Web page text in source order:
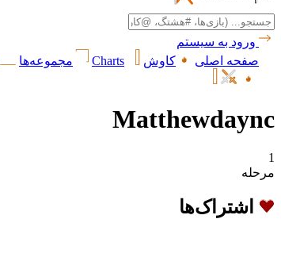
ورود به سیستم
صفحه اصلی
کاوش Charts مجموعه‌ها
Matthewdaync
1
مرحله
اشتراک‌ها